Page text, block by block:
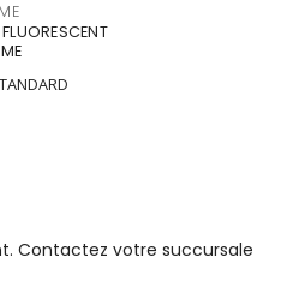
Contactez votre succursale